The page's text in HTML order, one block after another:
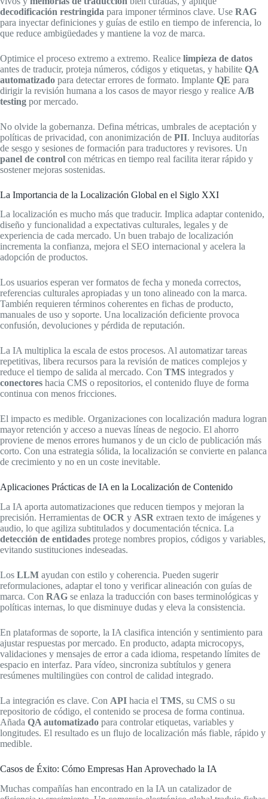
decodificación restringida para imponer términos clave. Use RAG
para inyectar definiciones y guías de estilo en tiempo de inferencia, lo
que reduce ambigüedades y mantiene la voz de marca.
Optimice el proceso extremo a extremo. Realice limpieza de datos
antes de traducir, proteja números, códigos y etiquetas, y habilite QA
automatizado para detectar errores de formato. Implante QE para
dirigir la revisión humana a los casos de mayor riesgo y realice A/B
testing por mercado.
No olvide la gobernanza. Defina métricas, umbrales de aceptación y
políticas de privacidad, con anonimización de PII. Incluya auditorías
de sesgo y sesiones de formación para traductores y revisores. Un
panel de control con métricas en tiempo real facilita iterar rápido y
sostener mejoras sostenidas.
La Importancia de la Localización Global en el Siglo XXI
La localización es mucho más que traducir. Implica adaptar contenido,
diseño y funcionalidad a expectativas culturales, legales y de
experiencia de cada mercado. Un buen trabajo de localización
incrementa la confianza, mejora el SEO internacional y acelera la
adopción de productos.
Los usuarios esperan ver formatos de fecha y moneda correctos,
referencias culturales apropiadas y un tono alineado con la marca.
También requieren términos coherentes en fichas de producto,
manuales de uso y soporte. Una localización deficiente provoca
confusión, devoluciones y pérdida de reputación.
La IA multiplica la escala de estos procesos. Al automatizar tareas
repetitivas, libera recursos para la revisión de matices complejos y
reduce el tiempo de salida al mercado. Con TMS integrados y
conectores hacia CMS o repositorios, el contenido fluye de forma
continua con menos fricciones.
El impacto es medible. Organizaciones con localización madura logran
mayor retención y acceso a nuevas líneas de negocio. El ahorro
proviene de menos errores humanos y de un ciclo de publicación más
corto. Con una estrategia sólida, la localización se convierte en palanca
de crecimiento y no en un coste inevitable.
Aplicaciones Prácticas de IA en la Localización de Contenido
La IA aporta automatizaciones que reducen tiempos y mejoran la
precisión. Herramientas de OCR y ASR extraen texto de imágenes y
audio, lo que agiliza subtitulados y documentación técnica. La
detección de entidades protege nombres propios, códigos y variables,
evitando sustituciones indeseadas.
Los LLM ayudan con estilo y coherencia. Pueden sugerir
reformulaciones, adaptar el tono y verificar alineación con guías de
marca. Con RAG se enlaza la traducción con bases terminológicas y
políticas internas, lo que disminuye dudas y eleva la consistencia.
En plataformas de soporte, la IA clasifica intención y sentimiento para
ajustar respuestas por mercado. En producto, adapta microcopys,
validaciones y mensajes de error a cada idioma, respetando límites de
espacio en interfaz. Para vídeo, sincroniza subtítulos y genera
resúmenes multilingües con control de calidad integrado.
La integración es clave. Con API hacia el TMS, su CMS o su
repositorio de código, el contenido se procesa de forma continua.
Añada QA automatizado para controlar etiquetas, variables y
longitudes. El resultado es un flujo de localización más fiable, rápido y
medible.
Casos de Éxito: Cómo Empresas Han Aprovechado la IA
Muchas compañías han encontrado en la IA un catalizador de